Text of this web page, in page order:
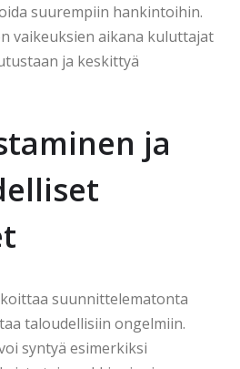
suurempiin hankintoihin.
vaikeuksien aikana kuluttajat
ja keskittyä
ja
suunnittelematonta
taloudellisiin ongelmiin.
syntyä esimerkiksi